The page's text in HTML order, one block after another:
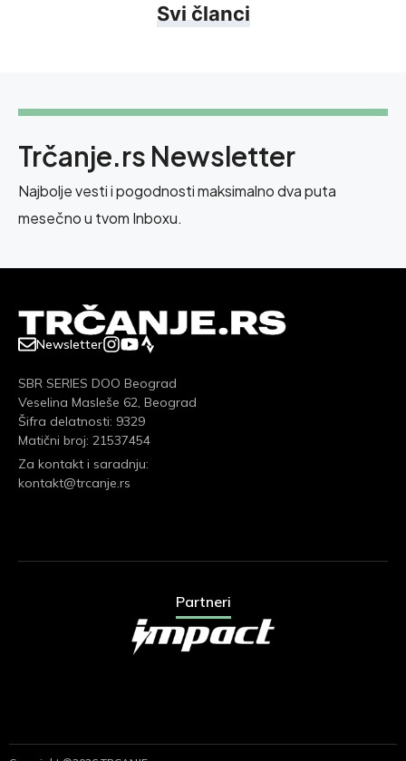
Svi članci
Trčanje.rs Newsletter
Najbolje vesti i pogodnosti maksimalno dva puta
mesečno u tvom Inboxu.
Newsletter
SBR SERIES DOO Beograd
Veselina Masleše 62, Beograd
Šifra delatnosti: 9329
Matični broj: 21537454
Za kontakt i saradnju:
kontakt@trcanje.rs
Partneri